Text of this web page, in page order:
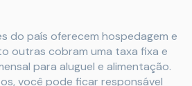
do país oferecem hospedagem e
outras cobram uma taxa fixa e
para aluguel e alimentação.
você pode ficar responsável